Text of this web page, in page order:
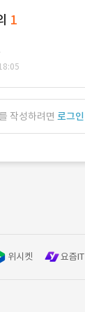
1
작성하려면 로그인
위시켓 요즘IT